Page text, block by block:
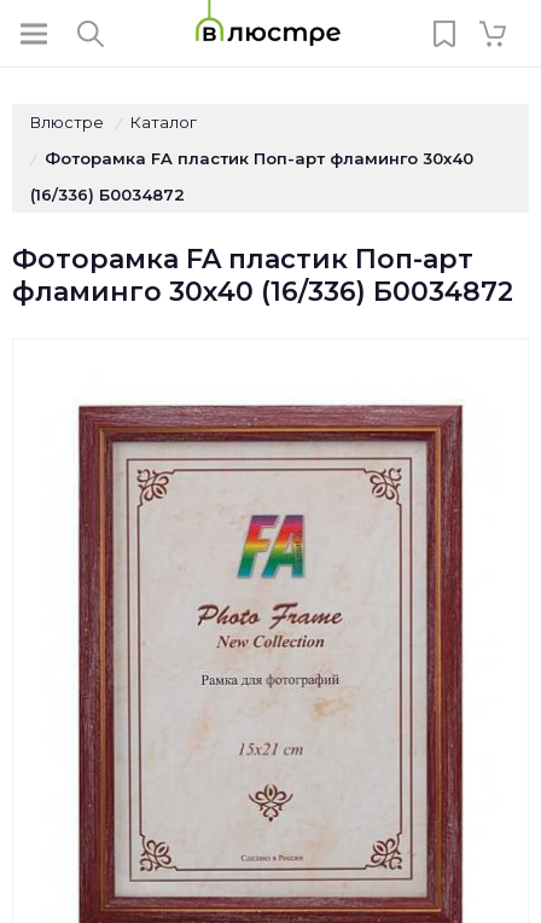
Влюстре / Каталог
/
Фоторамка FA пластик Поп-арт фламинго 30х40
(16/336) Б0034872
Фоторамка FA пластик Поп-арт
фламинго 30х40 (16/336) Б0034872